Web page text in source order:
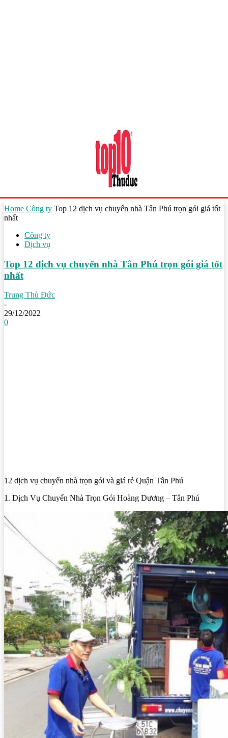
Home Công ty Top 12 dịch vụ chuyển nhà Tân Phú trọn gói giá tốt
nhất
Công ty
Dịch vụ
Top 12 dịch vụ chuyển nhà Tân Phú trọn gói giá tốt
nhất
Trung Thủ Đức
-
29/12/2022
0
12 dịch vụ chuyển nhà trọn gói và giá rẻ Quận Tân Phú
1. Dịch Vụ Chuyển Nhà Trọn Gói Hoàng Dương – Tân Phú